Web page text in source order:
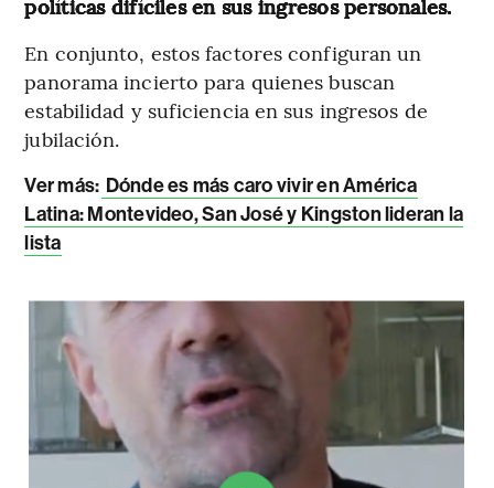
políticas difíciles en sus ingresos personales.
En conjunto, estos factores configuran un
panorama incierto para quienes buscan
estabilidad y suficiencia en sus ingresos de
jubilación.
Ver más: Dónde es más caro vivir en América
Latina: Montevideo, San José y Kingston lideran la
lista